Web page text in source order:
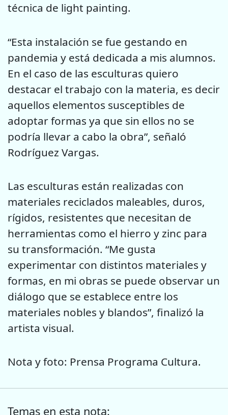
técnica de light painting.
“Esta instalación se fue gestando en
pandemia y está dedicada a mis alumnos.
En el caso de las esculturas quiero
destacar el trabajo con la materia, es decir
aquellos elementos susceptibles de
adoptar formas ya que sin ellos no se
podría llevar a cabo la obra”, señaló
Rodríguez Vargas.
Las esculturas están realizadas con
materiales reciclados maleables, duros,
rígidos, resistentes que necesitan de
herramientas como el hierro y zinc para
su transformación. “Me gusta
experimentar con distintos materiales y
formas, en mi obras se puede observar un
diálogo que se establece entre los
materiales nobles y blandos”, finalizó la
artista visual.
Nota y foto: Prensa Programa Cultura.
Temas en esta nota: